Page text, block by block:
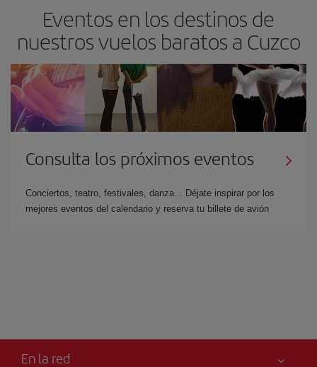
Eventos en los destinos de
nuestros vuelos baratos a Cuzco
Consulta los próximos eventos
Conciertos, teatro, festivales, danza... Déjate inspirar por los
mejores eventos del calendario y reserva tu billete de avión
En la red